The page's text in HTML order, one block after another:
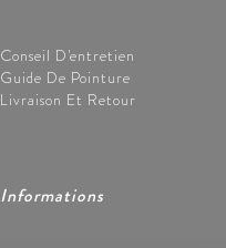
Conseil D'entretien
Guide De Pointure
Livraison Et Retour
Informations